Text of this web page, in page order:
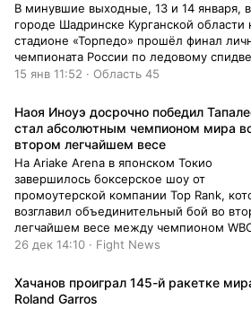
В минувшие выходные, 13 и 14 января, в
городе Шадринске Курганской области
стадионе «Торпедо» прошёл финал
чемпионата России по ледовому
15 янв 11:52 · Область 45
Наоя Иноуэ досрочно победил
стал абсолютным чемпионом мира
втором легчайшем весе
На Ariake Arena в японском Токио
завершилось боксерское шоу от
промоутерской компании Top Rank,
возглавил объединительный бой во
легчайшем весе между чемпионом
Наоей Иноуэ и обладателем титулов IBF/
26 дек 14:10 · Fight News
Хачанов проиграл 145-й ракетке
Roland Garros